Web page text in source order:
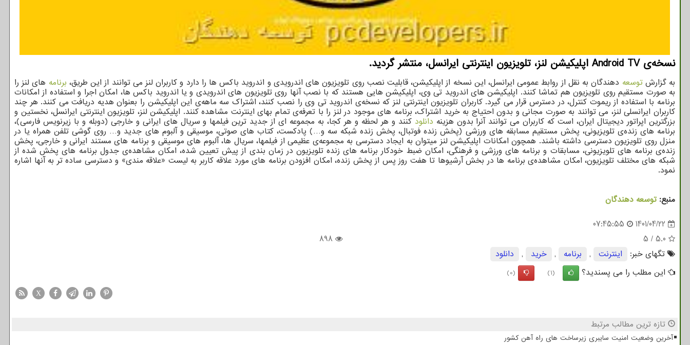
نسخه‌ی Android TV اپلیکیشن لنز، تلویزیون اینترنتی ایرانسل، منتشر گردید.
به گزارشتوسعه دهندگان به نقل از روابط عمومی ایرانسل، این نسخه از اپلیکیشن، قابلیت نصب روی تلویزیون های اندرویدی و اندروید باکس ها را دارد و کاربران لنز می توانند از این طریق، برنامه های لنز را
به صورت مستقیم روی تلویزیون هم تماشا کنند. اپلیکیشن های اندروید تی وی، اپلیکیشن هایی هستند که با نصب آنها روی تلویزیون های اندرویدی و یا اندروید باکس ها، امکان اجرا و استفاده از امکانات
برنامه با استفاده از ریموت کنترل، در دسترس قرار می گیرد. کاربران تلویزیون اینترنتی لنز که نسخه‌ی اندروید تی وی را نصب کنند، اشتراک سه ماهه‌ی این اپلیکیشن را بعنوان هدیه دریافت می کنند. هر چند
کاربران ایرانسلی لنز، می توانند به صورت مجانی و بدون احتیاج به خرید اشتراک، برنامه های موجود در لنز را با تعرفه‌ی تمام بهای اینترنت مشاهده کنند. اپلیکیشن لنز، تلویزیون اینترنتی ایرانسل، نخستین و
بزرگترین اپراتور دیجیتال ایران، است که کاربران می توانند آنرا بدون هزینه دانلود کنند و هر لحظه و هر کجا، به مجموعه ای از جدید ترین فیلمها و سریال های ایرانی و خارجی (دوبله و با زیرنویس فارسی)،
برنامه های زنده‌ی تلویزیونی، پخش مستقیم مسابقه های ورزشی (پخش زنده فوتبال، پخش زنده شبکه سه و…) پادکست، کتاب های صوتی، موسیقی و آلبوم های جدید و… روی گوشی تلفن همراه یا در
منزل روی تلویزیون دسترسی داشته باشند. همچون امکانات اپلیکیشن لنز میتوان به ایجاد دسترسی به مجموعه‌ی عظیمی از فیلمها، سریال ها، آلبوم های موسیقی و برنامه های مستند ایرانی و خارجی، پخش
زنده‌ی برنامه های تلویزیونی، مسابقات و برنامه های ورزشی و فرهنگی، امکان ضبط خودکار برنامه های زنده تلویزیون در زمان بندی از پیش تعیین شده، امکان مشاهده‌ی جدول برنامه های پخش شده از
شبکه های مختلف تلویزیون، امکان مشاهده‌ی برنامه ها در بخش آرشیوها تا هفت روز پس از پخش زنده، امکان افزودن برنامه های مورد علاقه کاربر به لیست «علاقه مندی» و دسترسی ساده تر به آنها اشاره
نمود.
منبع: توسعه دهندگان
1401/04/22
07:45:55
5.0
/
5
898
تگهای خبر:
اینترنت , برنامه , خرید ,
دانلود
این مطلب را می پسندید؟
(1)
(0)
X
تازه ترین مطالب مرتبط
آخرین وضعیت امنیت سایبری زیرساخت های راه آهن کشور